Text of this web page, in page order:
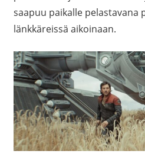
saapuu paikalle pelastavana
länkkäreissä aikoinaan.